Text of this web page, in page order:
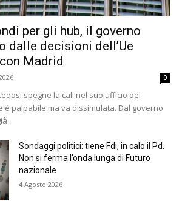
per gli hub, il governo
dalle decisioni dell’Ue
Madrid
0
spegne la call nel suo ufficio del
è palpabile ma va dissimulata. Dal governo
Sondaggi politici: tiene Fdi, in calo il Pd.
Non si ferma l’onda lunga di Futuro
nazionale
4 Agosto 2026